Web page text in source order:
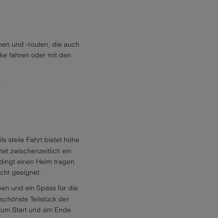
und -routen, die auch
fahren oder mit den
steile Fahrt bietet hohe
zwischenzeitlich ein
einen Helm tragen
geeignet.
und ein Spass für die
Teilstück der
Start und am Ende